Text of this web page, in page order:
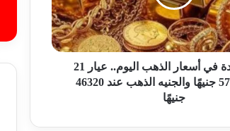
استقرار سعر الدولار أمام الجنيه المصري
اليوم السبت 1 أغسطس 2026
استقرار أسعار الذهب اليوم السبت
قفزة جديدة في أسعار الذهب اليوم.. عيار 21
يسجل 5790 جنيهًا والجنيه الذهب عند 46320
جنيهًا